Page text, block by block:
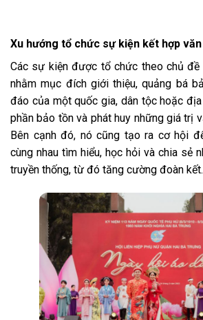
Xu hướng tổ chức sự kiện kết hợp
Các sự kiện được tổ chức theo chủ đề
nhằm mục đích giới thiệu, quảng bá
đáo của một quốc gia, dân tộc hoặc
phần bảo tồn và phát huy những giá trị
Bên cạnh đó, nó cũng tạo ra cơ hội
cùng nhau tìm hiểu, học hỏi và chia sẻ
truyền thống, từ đó tăng cường đoàn kết.